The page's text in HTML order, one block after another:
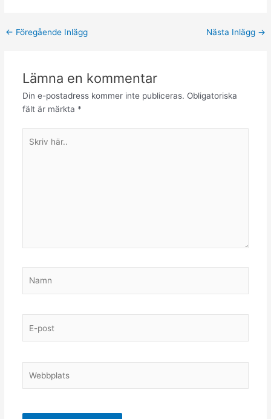
← Föregående Inlägg Nästa Inlägg →
Lämna en kommentar
Din e-postadress kommer inte publiceras. Obligatoriska
fält är märkta *
här..
post